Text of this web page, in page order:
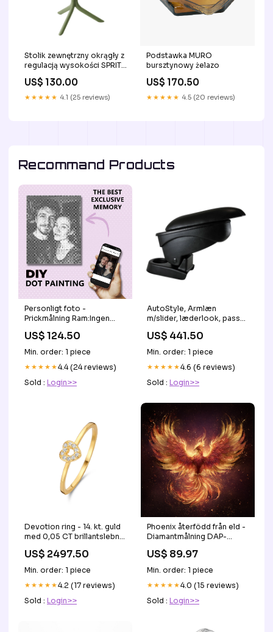
Stolik zewnętrzny okrągły z
regulacją wysokości SPRITZ
agave zielony polipropylen
US$ 130.00
★★★★★ 4.1 (25 reviews)
Podstawka MURO
bursztynowy żelazo
US$ 170.50
★★★★★ 4.5 (20 reviews)
Recommand Products
Personligt foto -
Prickmålning Ram:Ingen
US$ 124.50
Min. order: 1 piece
★★★★★4.4 (24 reviews)
Sold : Login>>
AutoStyle, Armlæn
m/slider, læderlook, passer
KT15603KT
US$ 441.50
Min. order: 1 piece
★★★★★4.6 (6 reviews)
Sold : Login>>
Devotion ring - 14. kt. guld
med 0,05 CT brillantslebne
US$ 2497.50
Min. order: 1 piece
★★★★★4.2 (17 reviews)
Sold : Login>>
Phoenix återfödd från eld -
Diamantmålning DAP-
US$ 89.97
Min. order: 1 piece
★★★★★4.0 (15 reviews)
Sold : Login>>